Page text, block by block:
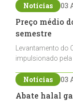
Notícias 03
Preço médio
semestre
Levantamento do
impulsionado
Notícias 03
Abate halal